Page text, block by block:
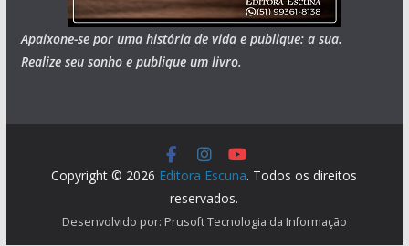
Apaixone-se por uma história de vida e publique: a sua.
Realize seu sonho e publique um livro.
Copyright © 2026 Editora Escuna. Todos os direitos
reservados.
Desenvolvido por: Prusoft Tecnologia da Informação